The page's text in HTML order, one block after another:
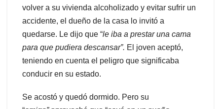
volver a su vivienda alcoholizado y evitar sufrir un
accidente, el dueño de la casa lo invitó a
quedarse. Le dijo que “le iba a prestar una cama
para que pudiera descansar”. El joven aceptó,
teniendo en cuenta el peligro que significaba
conducir en su estado.
Se acostó y quedó dormido. Pero su